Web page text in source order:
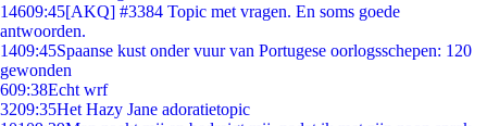
14609:45[AKQ] #3384 Topic met vragen. En soms goede
antwoorden.
1409:45Spaanse kust onder vuur van Portugese oorlogsschepen: 120
gewonden
609:38Echt wrf
3209:35Het Hazy Jane adoratietopic